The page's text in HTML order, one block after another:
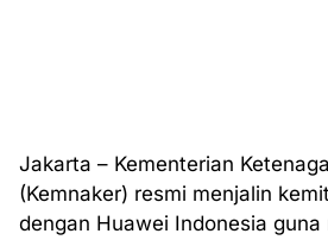
Jakarta – Kementerian
(Kemnaker) resmi menjalin
dengan Huawei Indonesia